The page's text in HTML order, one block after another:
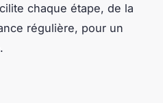
chaque étape, de la
régulière, pour un